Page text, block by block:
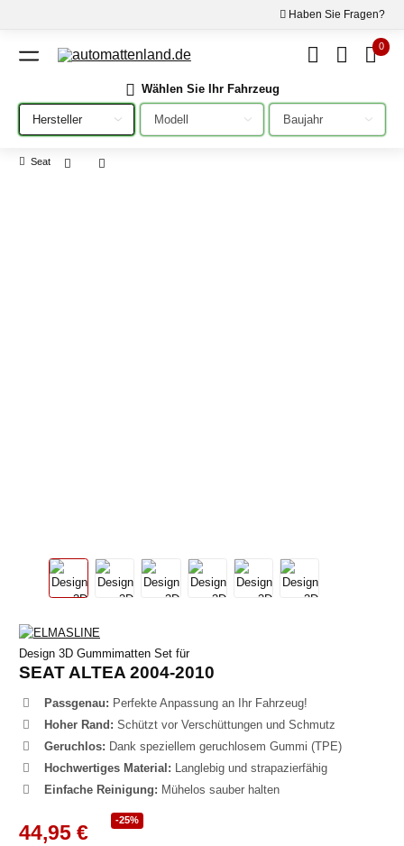
Haben Sie Fragen?
0
Wählen Sie Ihr Fahrzeug
Bitte auswählen
Bitte auswählen Bitte auswählen
Seat
Design 3D Gummimatten Set für
SEAT ALTEA 2004-2010
Passgenau: Perfekte Anpassung an Ihr Fahrzeug!
Hoher Rand: Schützt vor Verschüttungen und Schmutz
Geruchlos: Dank speziellem geruchlosem Gummi (TPE)
Hochwertiges Material: Langlebig und strapazierfähig
Einfache Reinigung: Mühelos sauber halten
-25%
44,95 €